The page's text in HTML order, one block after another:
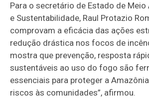
Para o secretário de Estado de Meio
e Sustentabilidade, Raul Protazio
comprovam a eficácia das ações
redução drástica nos focos de
mostra que prevenção, resposta
sustentáveis ao uso do fogo são
essenciais para proteger a
riscos às comunidades”, afirmou.